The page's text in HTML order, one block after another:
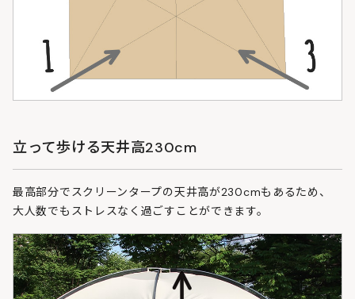
立って歩ける天井高230cm
最高部分でスクリーンタープの天井高が230cmもあるため、
大人数でもストレスなく過ごすことができます。